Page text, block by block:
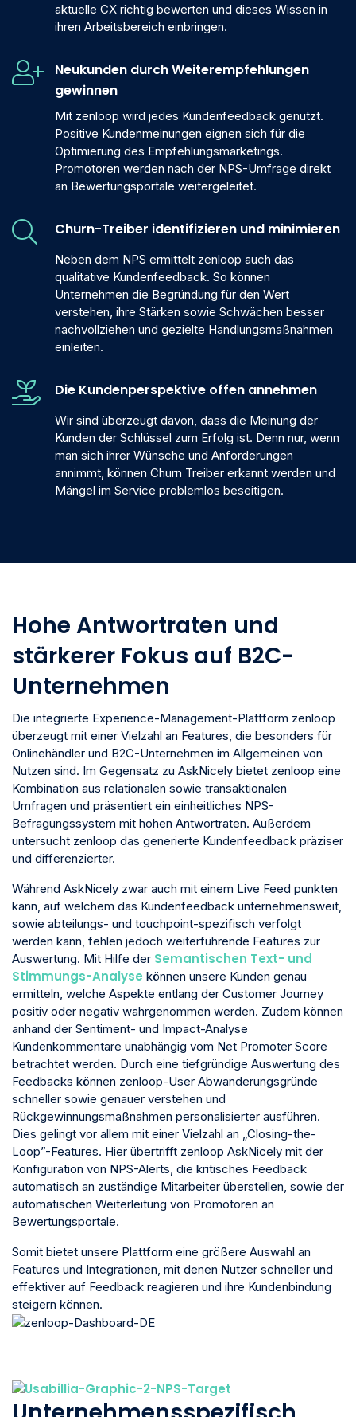
aktuelle CX richtig bewerten und dieses Wissen in
ihren Arbeitsbereich einbringen.
Neukunden durch Weiterempfehlungen
gewinnen
Mit zenloop wird jedes Kundenfeedback genutzt.
Positive Kundenmeinungen eignen sich für die
Optimierung des Empfehlungsmarketings.
Promotoren werden nach der NPS-Umfrage direkt
an Bewertungsportale weitergeleitet.
Churn-Treiber identifizieren und minimieren
Neben dem NPS ermittelt zenloop auch das
qualitative Kundenfeedback. So können
Unternehmen die Begründung für den Wert
verstehen, ihre Stärken sowie Schwächen besser
nachvollziehen und gezielte Handlungsmaßnahmen
einleiten.
Die Kundenperspektive offen annehmen
Wir sind überzeugt davon, dass die Meinung der
Kunden der Schlüssel zum Erfolg ist. Denn nur, wenn
man sich ihrer Wünsche und Anforderungen
annimmt, können Churn Treiber erkannt werden und
Mängel im Service problemlos beseitigen.
Hohe Antwortraten und
stärkerer Fokus auf B2C-
Unternehmen
Die integrierte Experience-Management-Plattform zenloop
überzeugt mit einer Vielzahl an Features, die besonders für
Onlinehändler und B2C-Unternehmen im Allgemeinen von
Nutzen sind. Im Gegensatz zu AskNicely bietet zenloop eine
Kombination aus relationalen sowie transaktionalen
Umfragen und präsentiert ein einheitliches NPS-
Befragungssystem mit hohen Antwortraten. Außerdem
untersucht zenloop das generierte Kundenfeedback präziser
und differenzierter.
Während AskNicely zwar auch mit einem Live Feed punkten
kann, auf welchem das Kundenfeedback unternehmensweit,
sowie abteilungs- und touchpoint-spezifisch verfolgt
werden kann, fehlen jedoch weiterführende Features zur
Auswertung. Mit Hilfe der Semantischen Text- und
Stimmungs-Analyse können unsere Kunden genau
ermitteln, welche Aspekte entlang der Customer Journey
positiv oder negativ wahrgenommen werden. Zudem können
anhand der Sentiment- und Impact-Analyse
Kundenkommentare unabhängig vom Net Promoter Score
betrachtet werden. Durch eine tiefgründige Auswertung des
Feedbacks können zenloop-User Abwanderungsgründe
schneller sowie genauer verstehen und
Rückgewinnungsmaßnahmen personalisierter ausführen.
Dies gelingt vor allem mit einer Vielzahl an „Closing-the-
Loop”-Features. Hier übertrifft zenloop AskNicely mit der
Konfiguration von NPS-Alerts, die kritisches Feedback
automatisch an zuständige Mitarbeiter überstellen, sowie der
automatischen Weiterleitung von Promotoren an
Bewertungsportale.
Somit bietet unsere Plattform eine größere Auswahl an
Features und Integrationen, mit denen Nutzer schneller und
effektiver auf Feedback reagieren und ihre Kundenbindung
steigern können.